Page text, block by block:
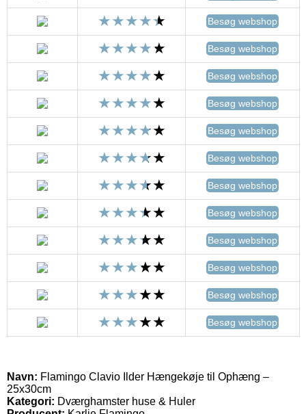
Besøg webshop
Besøg webshop
Besøg webshop
Besøg webshop
Besøg webshop
Besøg webshop
Besøg webshop
Besøg webshop
Besøg webshop
Besøg webshop
Besøg webshop
Besøg webshop
Navn: Flamingo Clavio Ilder Hængekøje til Ophæng –
25x30cm
Kategori: Dværghamster huse & Huler